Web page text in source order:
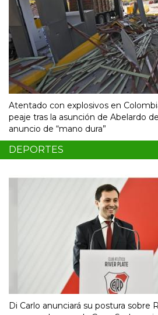
Atentado con explosivos en
peaje tras la asunción de Abelardo
anuncio de “mano dura”
DEPORTES
Di Carlo anunciará su postura sobre